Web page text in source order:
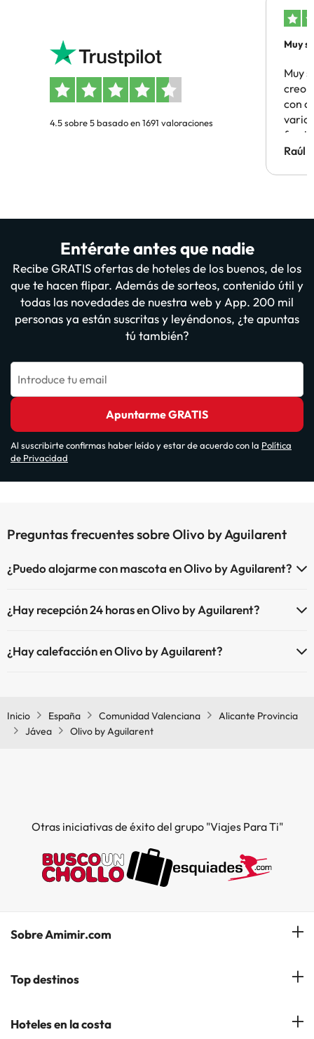
4.5 sobre 5 basado en 1691 valoraciones
Muy
Muy
creo
con
Hotel
Raúl
Entérate antes que nadie
Recibe GRATIS ofertas de hoteles de los buenos, de los
que te hacen flipar. Además de sorteos, contenido útil y
todas las novedades de nuestra web y App. 200 mil
personas ya están suscritas y leyéndonos, ¿te apuntas
tú también?
Introduce tu email
Apuntarme GRATIS
Al suscribirte confirmas haber leído y estar de acuerdo con la Política
de Privacidad
Preguntas frecuentes sobre Olivo by Aguilarent
¿Puedo alojarme con mascota en Olivo by Aguilarent?
¿Hay recepción 24 horas en Olivo by Aguilarent?
¿Hay calefacción en Olivo by Aguilarent?
Inicio España Comunidad Valenciana
Alicante Provincia
Jávea
Olivo by Aguilarent
Otras iniciativas de éxito del grupo "Viajes Para Ti"
Sobre Amimir.com
¿Quiénes somos?
Gestionar mi reserva
Top destinos
Hoteles en Salou
Hoteles en la costa